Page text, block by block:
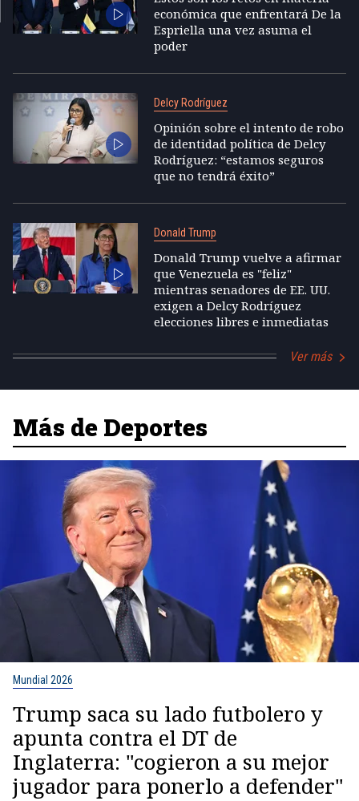
económica que enfrentará De la
Espriella una vez asuma el
poder
Delcy Rodríguez
Opinión sobre el intento de robo
de identidad política de Delcy
Rodríguez: “estamos seguros
que no tendrá éxito”
Donald Trump
Donald Trump vuelve a afirmar
que Venezuela es "feliz"
mientras senadores de EE. UU.
exigen a Delcy Rodríguez
elecciones libres e inmediatas
Ver más
Más de Deportes
Mundial 2026
Trump saca su lado futbolero y
apunta contra el DT de
Inglaterra: "cogieron a su mejor
jugador para ponerlo a defender"